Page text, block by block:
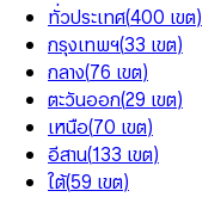
ทั่วประเทศ(400 เขต)
กรุงเทพฯ(33 เขต)
กลาง(76 เขต)
ตะวันออก(29 เขต)
เหนือ(70 เขต)
อีสาน(133 เขต)
ใต้(59 เขต)